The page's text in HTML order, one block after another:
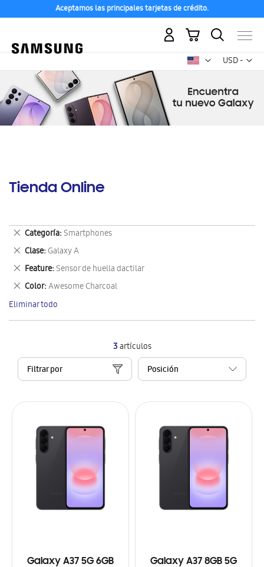
Aceptamos las principales tarjetas de crédito.
USD -
dólar
Mi carrito
Tienda Online
3artículos
Filtrar por
Galaxy A37 5G 6GB
Galaxy A37 8GB 5G
Categoría Smartphones
Eliminar
este
artículo
Clase Galaxy A
Eliminar
este
artículo
Feature Sensor de huella dactilar
Eliminar
este
artículo
Color Awesome Charcoal
Eliminar
este
artículo
Eliminar todo